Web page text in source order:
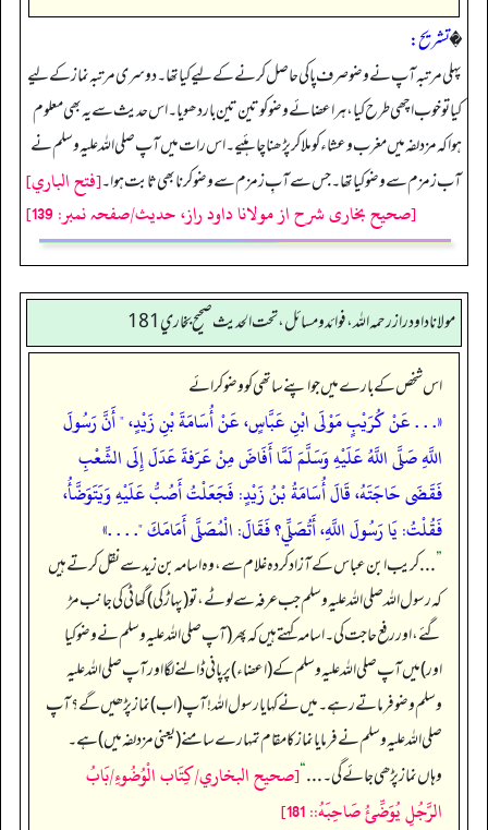
�تشریح:
پہلی مرتبہ آپ نے وضو صرف پاکی حاصل کرنے کے لیے کیا تھا۔ دوسری مرتبہ نماز کے لیے
کیا تو خوب اچھی طرح کیا، ہر اعضائے وضو کو تین تین بار دھویا۔ اس حدیث سے یہ بھی معلوم
ہوا کہ مزدلفہ میں مغرب و عشاء کو ملا کر پڑھنا چاہئیے۔ اس رات میں آپ صلی اللہ علیہ وسلم نے
آب زمزم سے وضو کیا تھا۔ جس سے آبِ زمزم سے وضو کرنا بھی ثابت ہوا۔[فتح الباري]
[صحیح بخاری شرح از مولانا داود راز، حدیث/صفحہ نمبر: 139]
مولانا داود راز رحمه الله، فوائد و مسائل، تحت الحديث صحيح بخاري 181
اس شخص کے بارے میں جو اپنے ساتھی کو وضو کرائے
«. . . عَنْ كُرَيْبٍ مَوْلَى ابْنِ عَبَّاسٍ، عَنْ أُسَامَةَ بْنِ زَيْدٍ، " أَنَّ رَسُولَ
اللَّهِ صَلَّى اللَّهُ عَلَيْهِ وَسَلَّمَ لَمَّا أَفَاضَ مِنْ عَرَفةَ عَدَلَ إِلَى الشِّعْبِ
فَقَضَى حَاجَتَهُ، قَالَ أُسَامَةُ بْنُ زَيْدٍ: فَجَعَلْتُ أَصُبُّ عَلَيْهِ وَيَتَوَضَّأُ،
فَقُلْتُ: يَا رَسُولَ اللَّهِ، أَتُصَلِّي؟ فَقَالَ: الْمُصَلَّى أَمَامَكَ "‏‏.‏ . . .»
”. . . کریب ابن عباس کے آزاد کردہ غلام سے، وہ اسامہ بن زید سے نقل کرتے ہیں
کہ رسول اللہ صلی اللہ علیہ وسلم جب عرفہ سے لوٹے، تو (پہاڑ کی) گھاٹی کی جانب مڑ
گئے، اور رفع حاجت کی۔ اسامہ کہتے ہیں کہ پھر (آپ صلی اللہ علیہ وسلم نے وضو کیا
اور) میں آپ صلی اللہ علیہ وسلم کے (اعضاء) پر پانی ڈالنے لگا اور آپ صلی اللہ علیہ
وسلم وضو فرماتے رہے۔ میں نے کہا یا رسول اللہ! آپ (اب) نماز پڑھیں گے؟ آپ
صلی اللہ علیہ وسلم نے فرمایا نماز کا مقام تمہارے سامنے (یعنی مزدلفہ میں) ہے۔
وہاں نماز پڑھی جائے گی۔ . . .“[صحيح البخاري/كِتَاب الْوُضُوءِ/بَابُ
الرَّجُلِ يُوَضِّئُ صَاحِبَهُ:: 181]